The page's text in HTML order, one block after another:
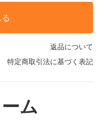
返品について
特定商取引法に基づく表記
ム